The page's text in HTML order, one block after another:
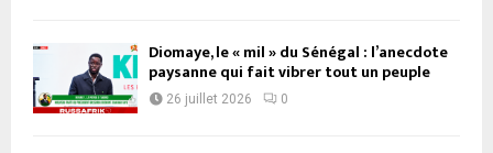
Diomaye, le « mil » du Sénégal : l’anecdote
paysanne qui fait vibrer tout un peuple
26 juillet 2026 0